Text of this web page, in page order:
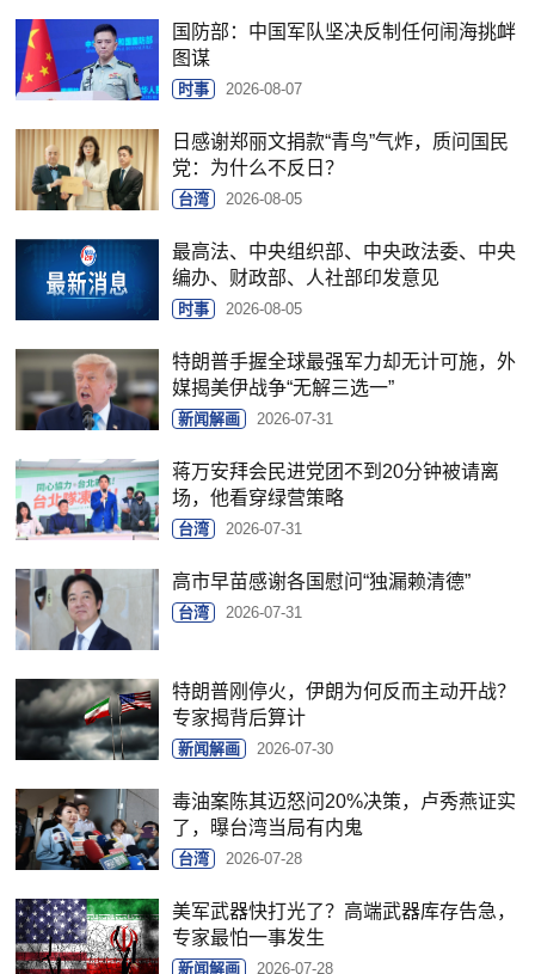
国防部：中国军队坚决反制任何闹海挑衅
图谋
时事 2026-08-07
日感谢郑丽文捐款“青鸟”气炸，质问国民
党：为什么不反日？
台湾 2026-08-05
最高法、中央组织部、中央政法委、中央
编办、财政部、人社部印发意见
时事 2026-08-05
特朗普手握全球最强军力却无计可施，外
媒揭美伊战争“无解三选一”
新闻解画 2026-07-31
蒋万安拜会民进党团不到20分钟被请离
场，他看穿绿营策略
台湾 2026-07-31
高市早苗感谢各国慰问“独漏赖清德”
台湾 2026-07-31
特朗普刚停火，伊朗为何反而主动开战？
专家揭背后算计
新闻解画 2026-07-30
毒油案陈其迈怒问20%决策，卢秀燕证实
了，曝台湾当局有内鬼
台湾 2026-07-28
美军武器快打光了？高端武器库存告急，
专家最怕一事发生
新闻解画 2026-07-28